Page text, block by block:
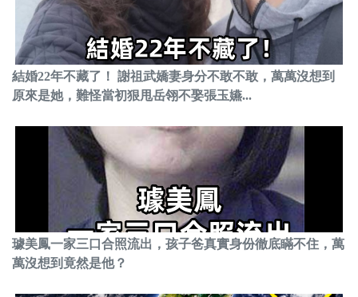
結婚22年不藏了！ 謝祖武嬌妻身分不敢不敢，萬萬沒想到
原來是她，難怪當初狠甩岳翎不娶張玉嬿...
璩美鳳一家三口合照流出，孩子爸真實身份徹底瞞不住，萬
萬沒想到竟然是他？